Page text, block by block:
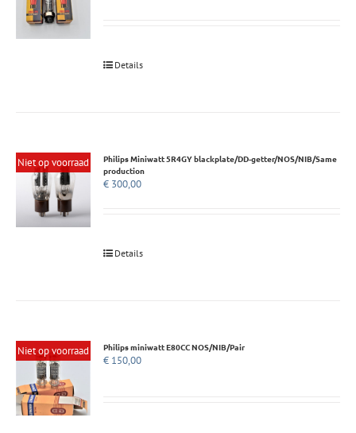
Details
Niet op voorraad
Philips Miniwatt 5R4GY blackplate/DD-getter/NOS/NIB/Same
production
€ 300,00
Details
Niet op voorraad Philips miniwatt E80CC NOS/NIB/Pair
€ 150,00